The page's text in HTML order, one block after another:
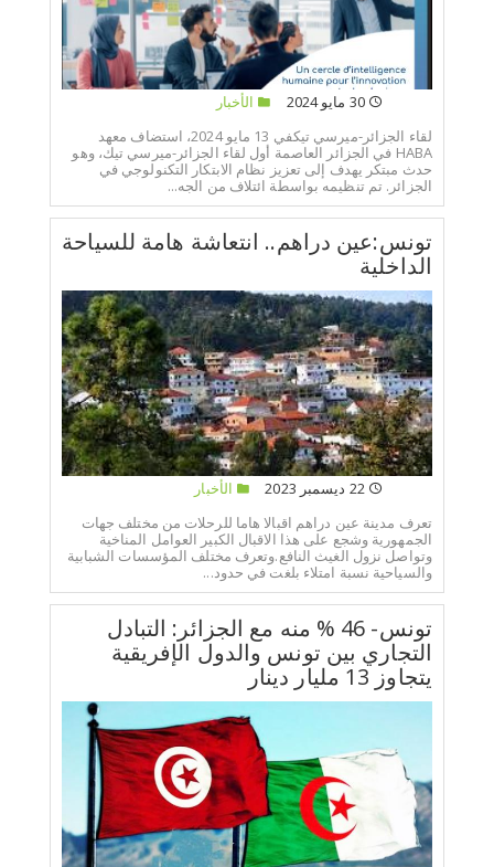
30 مايو 2024
الأخبار
لقاء الجزائر-ميرسي تيكفي 13 مايو 2024، استضاف معهد
HABA في الجزائر العاصمة أول لقاء الجزائر-ميرسي تيك، وهو
حدث مبتكر يهدف إلى تعزيز نظام الابتكار التكنولوجي في
الجزائر. تم تنظيمه بواسطة ائتلاف من الجه...
تونس:عين دراهم.. انتعاشة هامة للسياحة
الداخلية
22 ديسمبر 2023
الأخبار
تعرف مدينة عين دراهم اقبالا هاما للرحلات من مختلف جهات
الجمهورية وشجع على هذا الاقبال الكبير العوامل المناخية
وتواصل نزول الغيث النافع.وتعرف مختلف المؤسسات الشبابية
والسياحية نسبة امتلاء بلغت في حدود...
تونس- 46 % منه مع الجزائر: التبادل
التجاري بين تونس والدول الإفريقية
يتجاوز 13 مليار دينار